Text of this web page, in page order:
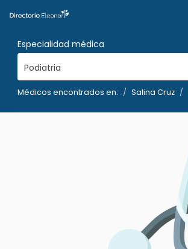
Especialidad médica
Podiatria
Médicos encontrados en: Salina Cruz